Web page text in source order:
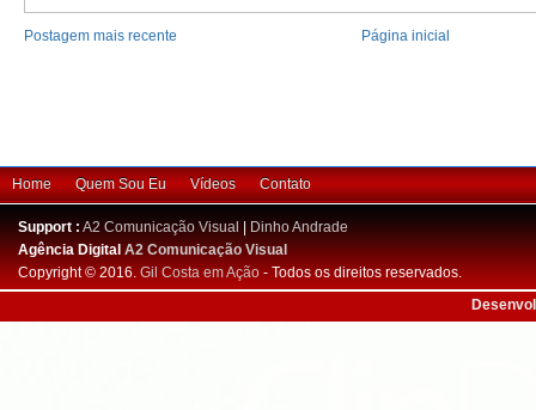
Postagem mais recente Página inicial
Home Quem Sou Eu Vídeos Contato
Support : A2 Comunicação Visual
Dinho Andrade
Agência DigitalA2 Comunicação Visual
Copyright © 2016. Gil Costa em Ação - Todos os direitos reservados.